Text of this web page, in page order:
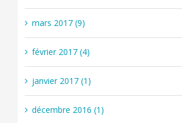
mars 2017 (9)
février 2017 (4)
janvier 2017 (1)
décembre 2016 (1)